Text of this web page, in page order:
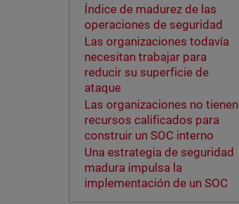
Índice de madurez de las
operaciones de seguridad
Las organizaciones todavía
necesitan trabajar para
reducir su superficie de
ataque
Las organizaciones no tienen
recursos calificados para
construir un SOC interno
Una estrategia de seguridad
madura impulsa la
implementación de un SOC